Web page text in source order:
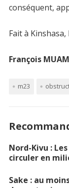
conséquent,
Fait à
François
m23
Nord-Kivu :
circuler en
Sake : au